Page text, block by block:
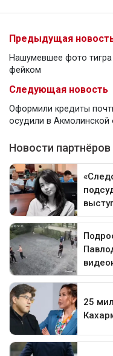
Предыдущая
Нашумевшее фото
фейком
Следующая новость
Оформили кредиты
осудили в Акмолинской